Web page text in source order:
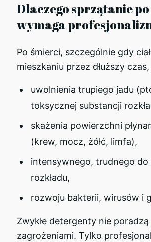
Dlaczego sprzątanie
wymaga
Po śmierci, szczególnie gdy
mieszkaniu przez dłuższy
uwolnienia trupiego jadu
toksycznej substancji
skażenia powierzchni
(krew, mocz, żółć, limfa),
intensywnego, trudnego do
rozkładu,
rozwoju bakterii, wirusów i
Zwykłe detergenty nie
zagrożeniami. Tylko